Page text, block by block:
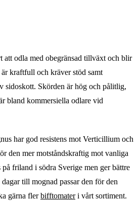
att odla med obegränsad tillväxt och blir
kraftfull och kräver stöd samt
sidoskott. Skörden är hög och pålitlig,
bland kommersiella odlare vid
har god resistens mot Verticillium och
den mer motståndskraftig mot vanliga
friland i södra Sverige men ger bättre
till mognad passar den för den
gärna flerbifftomateri vårt sortiment.